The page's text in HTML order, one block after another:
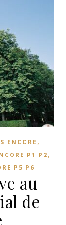
ENCORE ,
P1 P2,
P5 P6
au
de